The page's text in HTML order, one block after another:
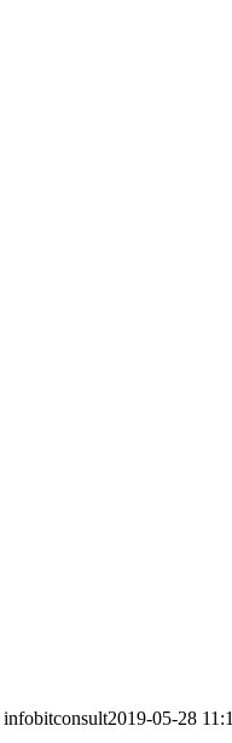
infobitconsult2019-05-28